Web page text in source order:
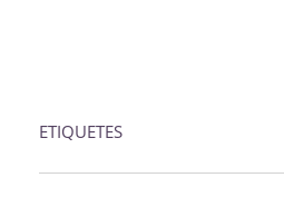
ETIQUETES